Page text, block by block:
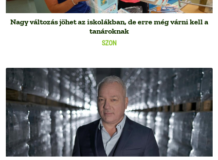
SZON
Nagy változás jöhet az iskolákban, de erre még várni kell a
tanároknak